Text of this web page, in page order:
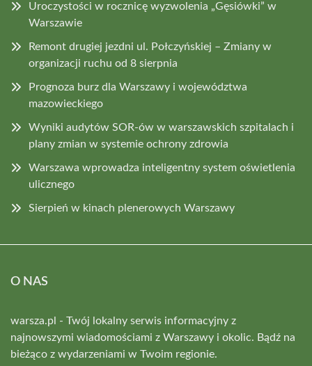
Uroczystości w rocznicę wyzwolenia „Gęsiówki” w
Warszawie
Remont drugiej jezdni ul. Połczyńskiej – Zmiany w
organizacji ruchu od 8 sierpnia
Prognoza burz dla Warszawy i województwa
mazowieckiego
Wyniki audytów SOR-ów w warszawskich szpitalach i
plany zmian w systemie ochrony zdrowia
Warszawa wprowadza inteligentny system oświetlenia
ulicznego
Sierpień w kinach plenerowych Warszawy
O NAS
warsza.pl - Twój lokalny serwis informacyjny z
najnowszymi wiadomościami z Warszawy i okolic. Bądź na
bieżąco z wydarzeniami w Twoim regionie.